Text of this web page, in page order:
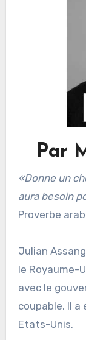
Par
«Donne un cheval à celui qui dit la vérité; il en
aura besoin
Proverbe
Julian
le Royaume-
avec le
coupable. Il a
Etats-Unis.